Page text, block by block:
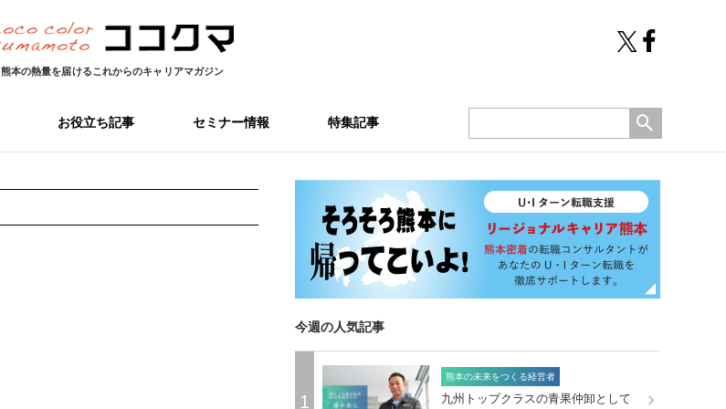
熊本の熱量を届けるこれからのキャリアマガジン
お役立ち記事 セミナー情報 特集記事
今週の人気記事
1
熊本の未来をつくる経営者
九州トップクラスの青果仲卸として